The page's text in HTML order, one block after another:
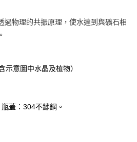
以上)免運費
過物理的共振原理，使水達到與礦石相
示意圖中水晶及植物）
蓋：304不鏽鋼。